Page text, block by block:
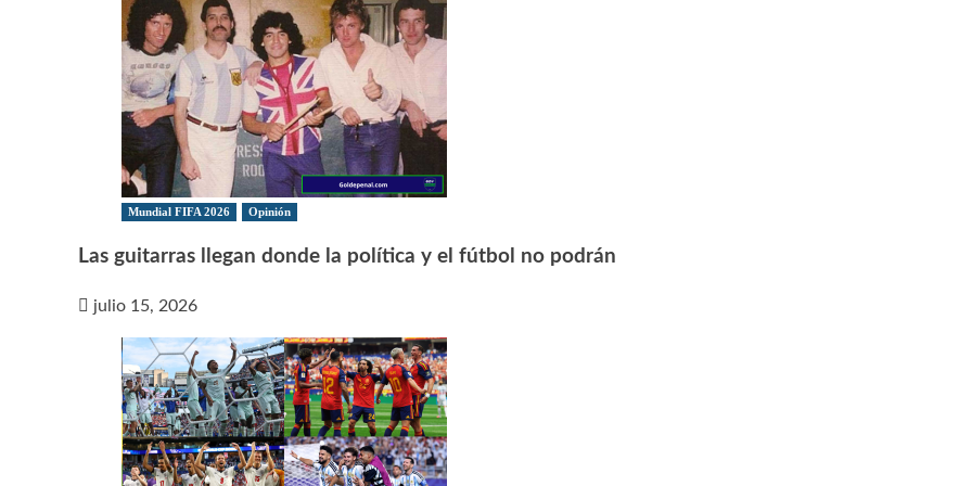
Mundial FIFA 2026 Opinión
Las guitarras llegan donde la política y el fútbol no podrán
julio 15, 2026